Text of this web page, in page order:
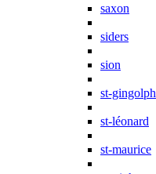
saxon
siders
sion
st-gingolph
st-léonard
st-maurice